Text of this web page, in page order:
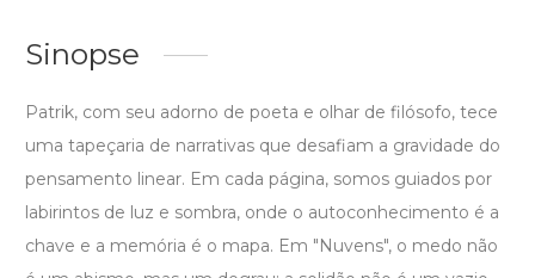
Sinopse
Patrik, com seu adorno de poeta e olhar de filósofo, tece
uma tapeçaria de narrativas que desafiam a gravidade do
pensamento linear. Em cada página, somos guiados por
labirintos de luz e sombra, onde o autoconhecimento é a
chave e a memória é o mapa. Em "Nuvens", o medo não